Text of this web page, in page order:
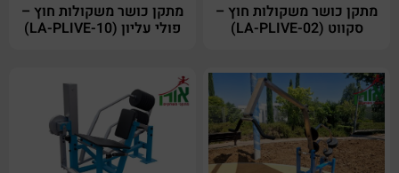
מתקן כושר משקולות חוץ –
סקווט (LA-PLIVE-02)
מתקן כושר משקולות חוץ –
פולי עליון (LA-PLIVE-10)